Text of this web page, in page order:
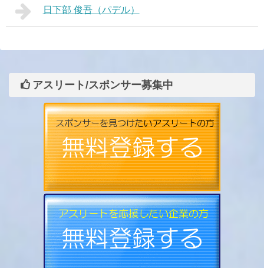
日下部 俊吾（パデル）
アスリート/スポンサー募集中